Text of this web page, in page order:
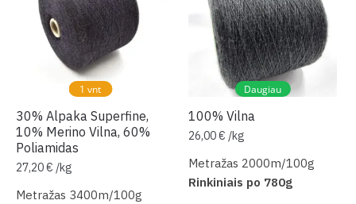
1 vnt
30% Alpaka Superfine,
10% Merino Vilna, 60%
Poliamidas
27,20€ /kg
Metražas 3400m/100g
Daugiau
100% Vilna
26,00€ /kg
Metražas 2000m/100g
Rinkiniais po 780g